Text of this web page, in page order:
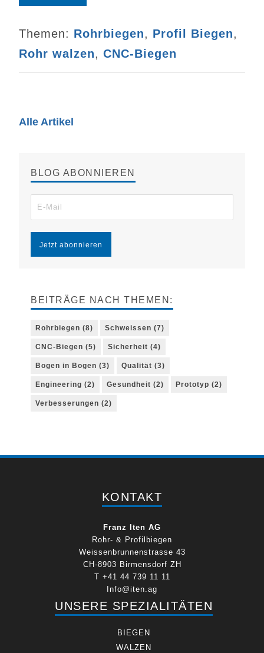
Themen: Rohrbiegen, Profil Biegen,
Rohr walzen,CNC-Biegen
Alle Artikel
BLOG ABONNIEREN
BEITRÄGE NACH THEMEN:
Rohrbiegen(8) Schweissen(7)
CNC-Biegen(5) Sicherheit(4)
Bogen in Bogen(3) Qualität(3)
Engineering(2) Gesundheit(2) Prototyp(2)
Verbesserungen(2)
KONTAKT
Franz Iten AG
Rohr- & Profilbiegen
Weissenbrunnenstrasse 43
CH-8903 Birmensdorf ZH
T +41 44 739 11 11
Info@iten.ag
UNSERE SPEZIALITÄTEN
BIEGEN
WALZEN